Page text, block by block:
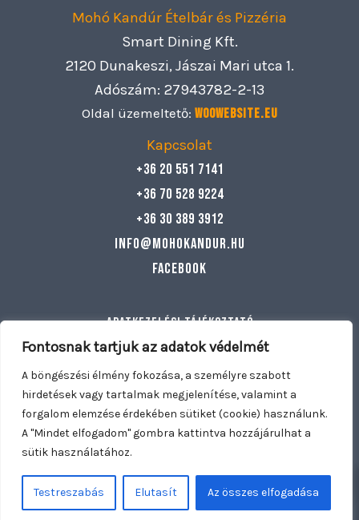
Fontosnak tartjuk az adatok védelmét
A böngészési élmény fokozása, a személyre szabott
hirdetések vagy tartalmak megjelenítése, valamint a
forgalom elemzése érdekében sütiket (cookie) használunk.
A "Mindet elfogadom" gombra kattintva hozzájárulhat a
sütik használatához.
Testreszabás Elutasít Az összes elfogadása
Mohó Kandúr Ételbár és Pizzéria
Smart Dining Kft.
2120 Dunakeszi, Jászai Mari utca 1.
Adószám: 27943782-2-13
Oldal üzemeltető: Woowebsite.eu
Kapcsolat
+36 20 551 7141
+36 70 528 9224
+36 30 389 3912
info@mohokandur.hu
Facebook
Adatkezelési tájékoztató
Általános szerződési feltételek
Egyéb információ
Copyright © 2026 Mohó Kandúr | Nyitva tartunk: Hétfő –
Vasárnap 11:00 – 21:30 | Kiszállítás: Dunakeszi, Fót, Göd,
Mogyoród, Káposztásmegyer
WOOWEBSITE.EU